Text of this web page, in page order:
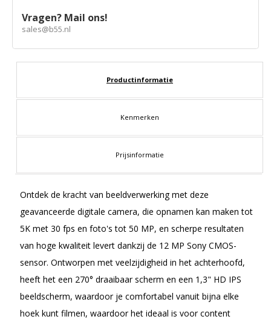
Vragen? Mail ons!
sales@b55.nl
Productinformatie
Kenmerken
Prijsinformatie
Ontdek de kracht van beeldverwerking met deze
geavanceerde digitale camera, die opnamen kan maken tot
5K met 30 fps en foto's tot 50 MP, en scherpe resultaten
van hoge kwaliteit levert dankzij de 12 MP Sony CMOS-
sensor. Ontworpen met veelzijdigheid in het achterhoofd,
heeft het een 270° draaibaar scherm en een 1,3" HD IPS
beeldscherm, waardoor je comfortabel vanuit bijna elke
hoek kunt filmen, waardoor het ideaal is voor content